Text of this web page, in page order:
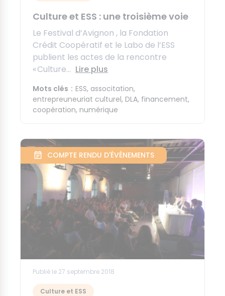
Culture et ESS : une troisième voie
Le Festival d’Avignon , la Fondation
Crédit Coopératif et le Labo de l’ESS
publient les actes de la rencontre
« Culture... Lire plus
Mots clés ESS associtation
entrepreuneuriat culturel DLA financement
coopération numérique
COMPTE RENDU D'ÉVÉNEMENTS
Publié le 27 septembre 2018
Culture et ESS